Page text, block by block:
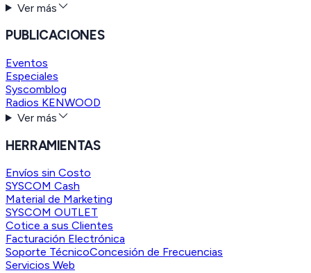
Ver más
PUBLICACIONES
Eventos
Especiales
Syscomblog
Radios KENWOOD
Ver más
HERRAMIENTAS
Envíos sin Costo
SYSCOM Cash
Material de Marketing
SYSCOM OUTLET
Cotice a sus Clientes
Facturación Electrónica
Soporte TécnicoConcesión de Frecuencias
Servicios Web